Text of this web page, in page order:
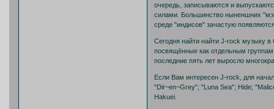
очередь, записываются и
силами. Большинство ныненшних
среде "индисов" зачастую
Сегодня найти найти J-rock музыку
посвящённые как отдельным
последние пять лет выросло
Если Вам интересен J-rock, для
"Dir~en~Grey"; "Luna Sea"; Hide;
Hakuei.